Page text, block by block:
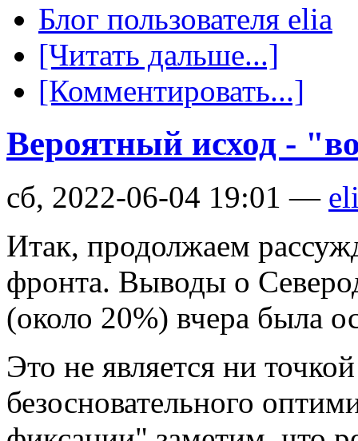
Блог пользователя elia
[Читать дальше...]
[Комментировать...]
Вероятный исход -
сб, 2022-06-04 19:01 —
Итак, продолжаем
фронта. Выводы о
(около 20%) вчера была
Это не является ни
безосновательного